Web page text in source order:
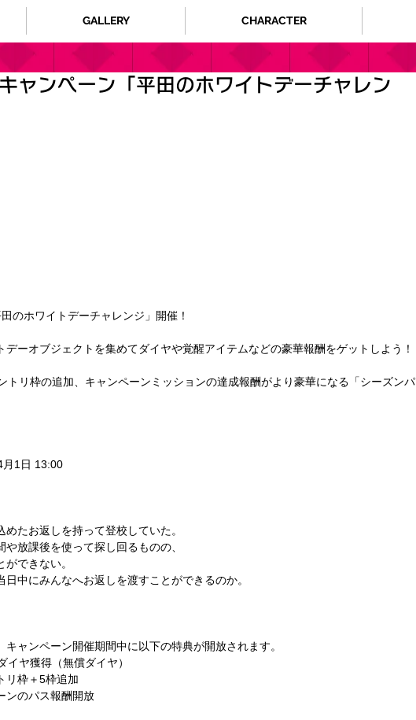
GALLERY CHARACTER
ャンペーン「平田のホワイトデーチャレン
のホワイトデーチャレンジ」開催！
ーオブジェクトを集めてダイヤや覚醒アイテムなどの豪華報酬をゲットしよう！
トリ枠の追加、キャンペーンミッションの達成報酬がより豪華になる「シーズンパ
1日 13:00
たお返しを持って登校していた。
放課後を使って探し回るものの、
できない。
中にみんなへお返しを渡すことができるのか。
キャンペーン開催期間中に以下の特典が開放されます。
ヤ獲得（無償ダイヤ）
リ枠＋5枠追加
ンのパス報酬開放